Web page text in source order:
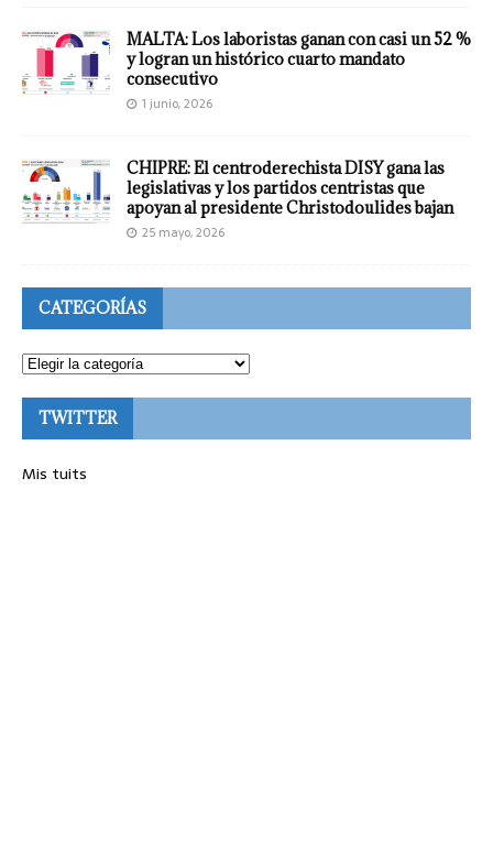
MALTA: Los laboristas ganan con casi un 52 %
y logran un histórico cuarto mandato
consecutivo
1 junio, 2026
CHIPRE: El centroderechista DISY gana las
legislativas y los partidos centristas que
apoyan al presidente Christodoulides bajan
25 mayo, 2026
CATEGORÍAS
TWITTER
Mis tuits